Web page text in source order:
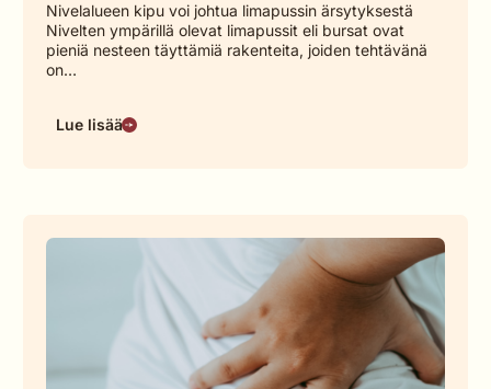
Nivelalueen kipu voi johtua limapussin ärsytyksestä
Nivelten ympärillä olevat limapussit eli bursat ovat
pieniä nesteen täyttämiä rakenteita, joiden tehtävänä
on…
Lue lisää